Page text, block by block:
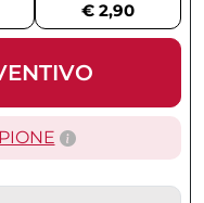
€ 2,90